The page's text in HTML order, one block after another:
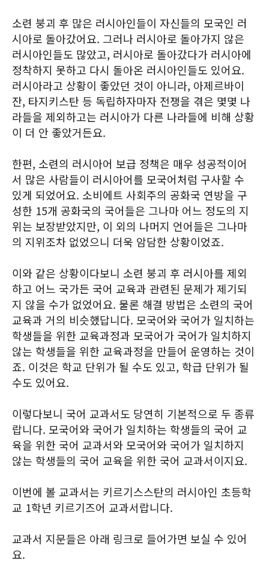
소련 붕괴 후 많은 러시아인들이 자신들의 모국인 러
시아로 돌아갔어요. 그러나 러시아로 돌아가지 않은
러시아인들도 많았고, 러시아로 돌아갔다가 러시아에
정착하지 못하고 다시 돌아온 러시아인들도 있어요.
러시아라고 상황이 좋았던 것이 아니라, 아제르바이
잔, 타지키스탄 등 독립하자마자 전쟁을 겪은 몇몇 나
라들을 제외하고는 러시아가 다른 나라들에 비해 상황
이 더 안 좋았거든요.
한편, 소련의 러시아어 보급 정책은 매우 성공적이어
서 많은 사람들이 러시아어를 모국어처럼 구사할 수
있게 되었어요. 소비에트 사회주의 공화국 연방을 구
성한 15개 공화국의 국어들은 그나마 어느 정도의 지
위는 보장받았지만, 이 외의 나머지 언어들은 그나마
의 지위조차 없었으니 더욱 암담한 상황이었죠.
이와 같은 상황이다보니 소련 붕괴 후 러시아를 제외
하고 어느 국가든 국어 교육과 관련된 문제가 제기되
지 않을 수가 없었어요. 물론 해결 방법은 소련의 국어
교육과 거의 비슷했답니다. 모국어와 국어가 일치하는
학생들을 위한 교육과정과 모국어가 국어가 일치하지
않는 학생들을 위한 교육과정을 만들어 운영하는 것이
죠. 이것은 학교 단위가 될 수도 있고, 학급 단위가 될
수도 있어요.
이렇다보니 국어 교과서도 당연히 기본적으로 두 종류
랍니다. 모국어와 국어가 일치하는 학생들의 국어 교
육을 위한 국어 교과서와 모국어와 국어가 일치하지
않는 학생들의 국어 교육을 위한 국어 교과서이지요.
이번에 볼 교과서는 키르기스스탄의 러시아인 초등학
교 1학년 키르기즈어 교과서랍니다.
교과서 지문들은 아래 링크로 들어가면 보실 수 있어
요.